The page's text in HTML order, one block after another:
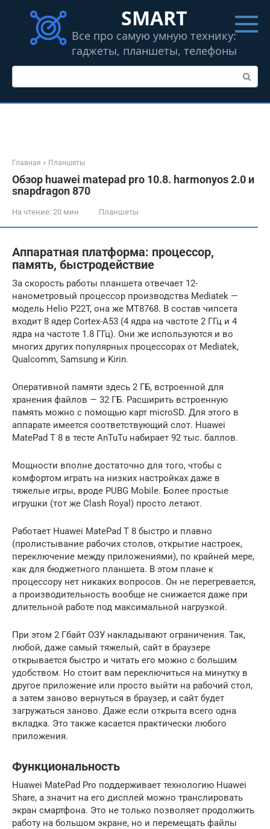
контенту
SMART
Все про самую умную технику:
гаджеты, планшеты, телефоны
Поиск:
Главная » Планшеты
Обзор huawei matepad pro 10.8. harmonyos 2.0 и
snapdragon 870
На чтение: 20 мин Планшеты
Аппаратная платформа: процессор,
память, быстродействие
За скорость работы планшета отвечает 12-
нанометровый процессор производства Mediatek —
модель Helio P22T, она же MT8768. В состав чипсета
входит 8 ядер Cortex-A53 (4 ядра на частоте 2 ГГц и 4
ядра на частоте 1.8 ГГц). Они же используются и во
многих других популярных процессорах от Mediatek,
Qualcomm, Samsung и Kirin.
Оперативной памяти здесь 2 ГБ, встроенной для
хранения файлов — 32 ГБ. Расширить встроенную
память можно с помощью карт microSD. Для этого в
аппарате имеется соответствующий слот. Huawei
MatePad T 8 в тесте AnTuTu набирает 92 тыс. баллов.
Мощности вполне достаточно для того, чтобы с
комфортом играть на низких настройках даже в
тяжелые игры, вроде PUBG Mobile. Более простые
игрушки (тот же Clash Royal) просто летают.
Работает Huawei MatePad T 8 быстро и плавно
(пролистывание рабочих столов, открытие настроек,
переключение между приложениями), по крайней мере,
как для бюджетного планшета. В этом плане к
процессору нет никаких вопросов. Он не перегревается,
а производительность вообще не снижается даже при
длительной работе под максимальной нагрузкой.
При этом 2 Гбайт ОЗУ накладывают ограничения. Так,
любой, даже самый тяжелый, сайт в браузере
открывается быстро и читать его можно с большим
удобством. Но стоит вам переключиться на минутку в
другое приложение или просто выйти на рабочий стол,
а затем заново вернуться в браузер, и сайт будет
загружаться заново. Даже если открыта всего одна
вкладка. Это также касается практически любого
приложения.
Функциональность
Huawei MatePad Pro поддерживает технологию Huawei
Share, а значит на его дисплей можно транслировать
экран смартфона. Это не только позволяет продолжить
работу на большом экране, но и перемещать файлы